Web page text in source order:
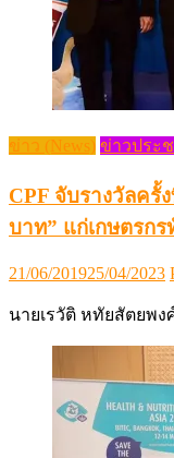
ข่าว (News) ข่าวประช
CPF จับรางวัลครั้
บาท” แก่เกษตรกร
Posted
21/06/201925/04/2023
นายเรวัติ หทัยสัตยพ